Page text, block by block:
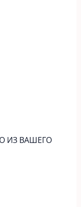
ИЗ ВАШЕГО